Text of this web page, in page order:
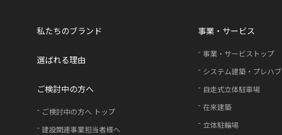
私たちのブランド 事業・サービス
事業・サービストップ
システム建築・プレハブ
自走式立体駐車場
在来建築
立体駐輪場
選ばれる理由
ご検討中の方へ
ご検討中の方へ トップ
建設関連事業担当者様へ